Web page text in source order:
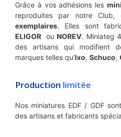
Grâce à vos adhésions les
reproduites par notre Club,
exemplaires. Elles sont
ELIGOR ouNOREV. Miniateg
des artisans qui modifient
marques telles qu’Ixo, Schuco,
Production limitée
Nos miniatures EDF / GDF
des artisans et fabricants